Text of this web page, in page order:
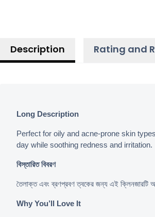
Description Rating and
Long Description
Perfect for oily and acne-prone skin
day while soothing redness and irritation.
বিস্তারিত বিবরণ
তৈলাক্ত এবং ব্রণপ্রবণ ত্বকের জন্য এই ক্লিনজারটি
Why You’ll Love It